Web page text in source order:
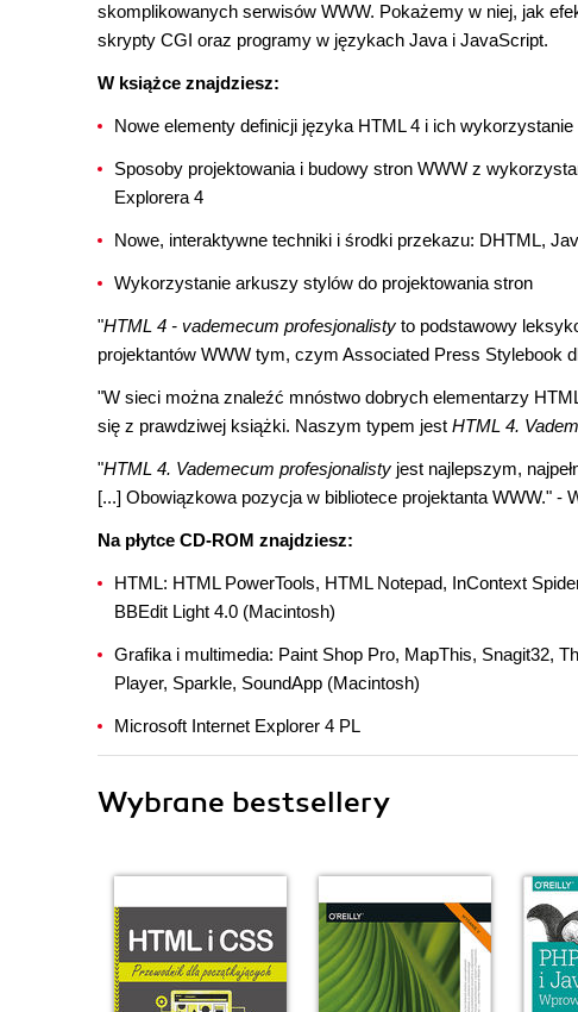
skomplikowanych serwisów WWW. Pokażemy w niej, jak
skrypty CGI oraz programy w językach Java i JavaScript.
W książce znajdziesz:
Nowe elementy definicji języka HTML 4 i ich wykorzystanie
Sposoby projektowania i budowy stron WWW z
Explorera 4
Nowe, interaktywne techniki i środki przekazu: DHTML,
Wykorzystanie arkuszy stylów do projektowania stron
"HTML 4 - vademecum profesjonalisty to podstawowy
projektantów WWW tym, czym Associated Press Stylebook
"W sieci można znaleźć mnóstwo dobrych elementarzy
się z prawdziwej książki. Naszym typem jest HTML 4.
"HTML 4. Vademecum profesjonalisty jest najlepszym,
[...] Obowiązkowa pozycja w bibliotece projektanta WWW." -
Na płytce CD-ROM znajdziesz:
HTML: HTML PowerTools, HTML Notepad, InContext
BBEdit Light 4.0 (Macintosh)
Grafika i multimedia: Paint Shop Pro, MapThis, Snagit32,
Player, Sparkle, SoundApp (Macintosh)
Microsoft Internet Explorer 4 PL
Wybrane bestsellery